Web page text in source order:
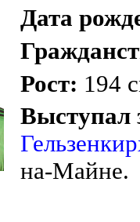
Дата
Рост: 194
Выступал
на-Майне.